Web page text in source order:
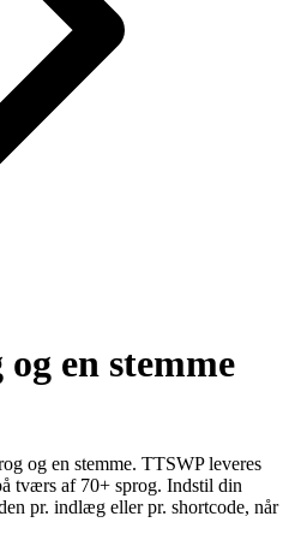
en stemme
og en stemme. TTSWP leveres
tværs af 70+ sprog. Indstil din
pr. indlæg eller pr. shortcode, når